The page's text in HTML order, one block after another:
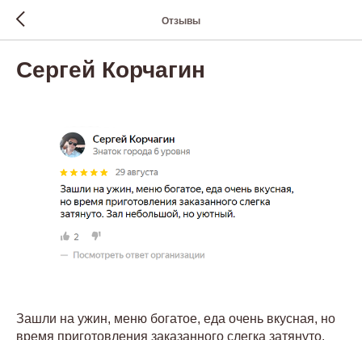
Отзывы
Сергей Корчагин
Зашли на ужин, меню богатое, еда очень вкусная, но
время приготовления заказанного слегка затянуто.